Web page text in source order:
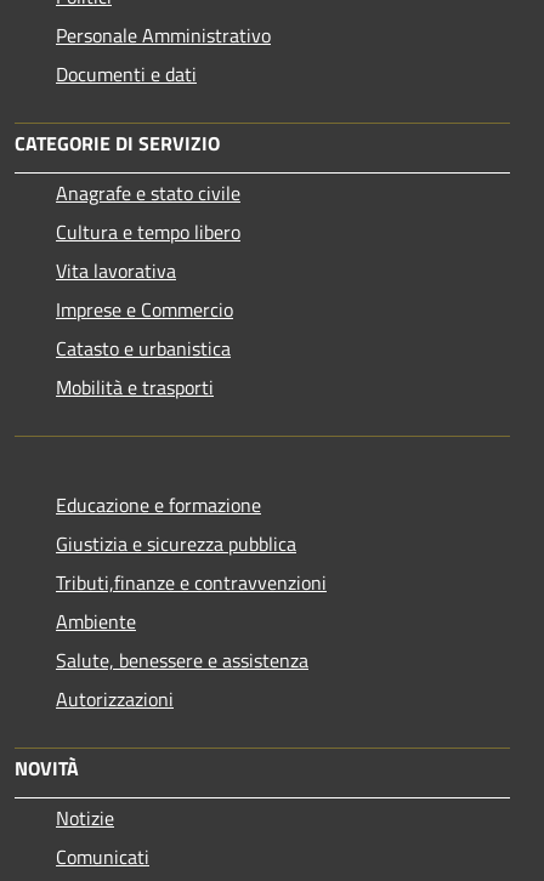
Personale Amministrativo
Documenti e dati
CATEGORIE DI SERVIZIO
Anagrafe e stato civile
Cultura e tempo libero
Vita lavorativa
Imprese e Commercio
Catasto e urbanistica
Mobilità e trasporti
Educazione e formazione
Giustizia e sicurezza pubblica
Tributi,finanze e contravvenzioni
Ambiente
Salute, benessere e assistenza
Autorizzazioni
NOVITÀ
Notizie
Comunicati